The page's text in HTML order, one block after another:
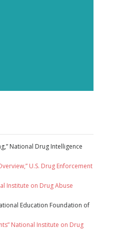
National Drug Intelligence
U.S. Drug Enforcement
Institute on Drug Abuse
Education Foundation of
National Institute on Drug
GRACIAS